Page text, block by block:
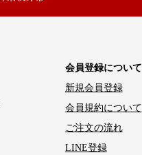
会員登録について
新規会員登録
会員規約について
ご注文の流れ
LINE登録